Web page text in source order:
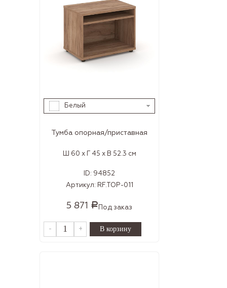
Белый
Тумба опорная/приставная
Ш 60 x Г 45 x В 52.3 см
ID: 94852
Артикул: RF.TOP-011
5 871 Р Под заказ
- +